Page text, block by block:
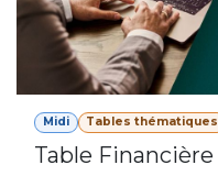
Midi Tables thématiques
Table Financière